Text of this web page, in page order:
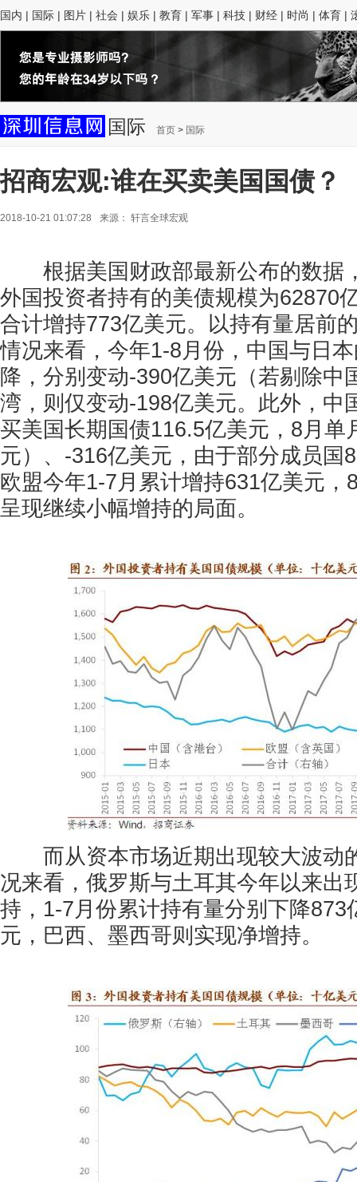
国内 | 国际 | 图片 | 社会 | 娱乐 | 教育 | 军事 | 科技 | 财经 | 时尚 | 体育 |
国际 首页 > 国际
招商宏观:谁在买卖美国国债？
2018-10-21 01:07:28 来源： 轩言全球宏观
根据美国财政部最新公布的数据
外国投资者持有的美债规模为62870
合计增持773亿美元。以持有量居前
情况来看，今年1-8月份，中国与日
降，分别变动-390亿美元（若剔除中
湾，则仅变动-198亿美元。此外，中
买美国长期国债116.5亿美元，8月单
元）、-316亿美元，由于部分成员国
欧盟今年1-7月累计增持631亿美元，
呈现继续小幅增持的局面。
而从资本市场近期出现较大波动
况来看，俄罗斯与土耳其今年以来出
持，1-7月份累计持有量分别下降873
元，巴西、墨西哥则实现净增持。